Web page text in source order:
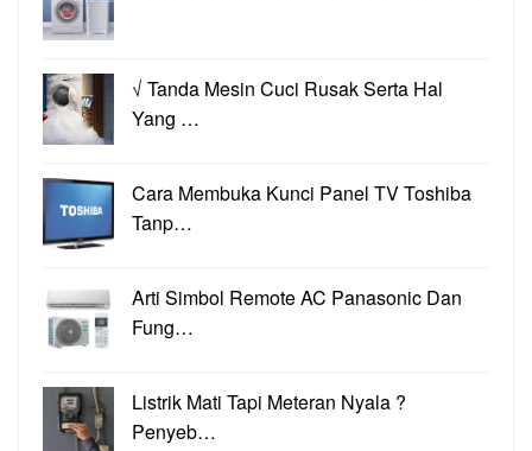
√ Tanda Mesin Cuci Rusak Serta Hal
Yang …
Cara Membuka Kunci Panel TV Toshiba
Tanp…
Arti Simbol Remote AC Panasonic Dan
Fung…
Listrik Mati Tapi Meteran Nyala ?
Penyeb…